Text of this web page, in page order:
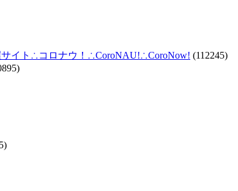
イト∴コロナウ！∴CoroNAU!∴CoroNow! (112245)